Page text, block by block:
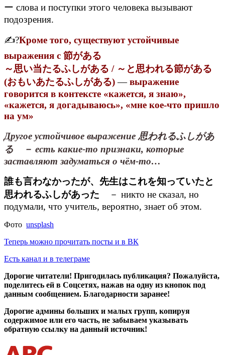
ー слова и поступки этого человека вызывают
подозрения.
✍?Кроме того, существуют устойчивые
выражения с 節がある
～思い当たるふしがある / ～と思われる節がある
(おもいあたるふしがある) —выражение
говорится в контексте «кажется, я знаю»,
«кажется, я догадываюсь», «мне кое-что пришло
на ум»
Другое устойчивое выражение 思われるふしがあ
る － есть какие-то признаки, которые
заставляют задуматься о чём-то…
誰も言わなかったが、先生はこれを知っていたと
思われるふしがあった － никто не сказал, но
подумали, что учитель, вероятно, знает об этом.
Фото unsplash
Теперь можно прочитать посты и в ВК
Есть канал и в телеграме
Дорогие читатели! Пригодилась публикация? Пожалуйста,
поделитесь ей в Соцсетях, нажав на одну из кнопок под
данным сообщением. Благодарности заранее!
Дорогие админы больших и малых групп, копируя
содержимое или его часть, не забываем указывать
обратную ссылку на данный источник!